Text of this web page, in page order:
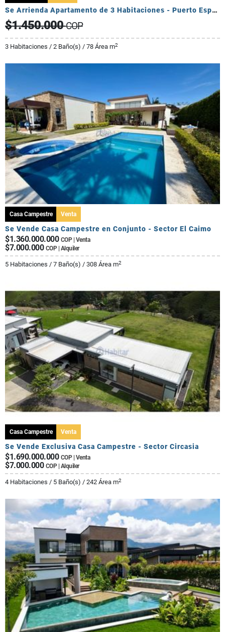
Se Arrienda Apartamento de 3 Habitaciones - Puerto Espejo
$1.450.000COP
3 Habitaciones / 2 Baño(s) / 78 Área m2
Casa Campestre Venta
Se Vende Casa Campestre en Conjunto - Sector El Caimo
$1.360.000.000 COP | Venta
$7.000.000 COP | Alquiler
5 Habitaciones / 7 Baño(s) / 308 Área m2
Casa Campestre Venta
Se Vende Exclusiva Casa Campestre - Sector Circasia
$1.690.000.000 COP | Venta
$7.000.000 COP | Alquiler
4 Habitaciones / 5 Baño(s) / 242 Área m2